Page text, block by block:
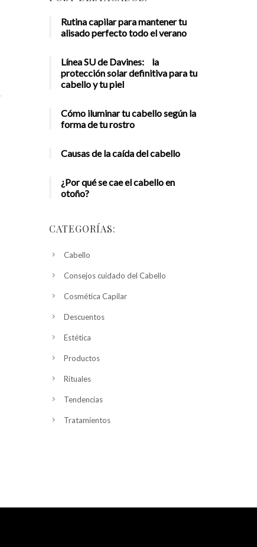
Rutina capilar para mantener tu
alisado perfecto todo el verano
Línea SU de Davines: la
protección solar definitiva para tu
cabello y tu piel
Cómo iluminar tu cabello según la
forma de tu rostro
Causas de la caída del cabello
¿Por qué se cae el cabello en
otoño?
CATEGORÍAS:
Cabello
Consejos cuidado del Cabello
Cosmética Capilar
Descuentos
Estética
Productos
Rituales
Tendencias
Tratamientos